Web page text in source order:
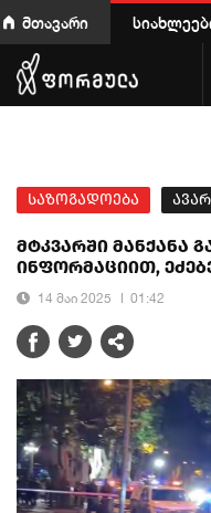
მთავარი
საზოგადოება
მტკვარში მანქანა
ინფორმაციით,
14 მაი 2025 01:42